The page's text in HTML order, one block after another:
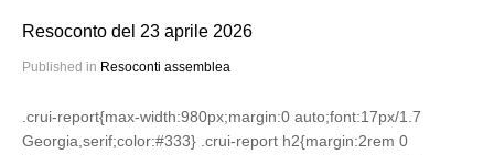
Resoconto del 23 aprile 2026
Published in Resoconti assemblea
.crui-report{max-width:980px;margin:0 auto;font:17px/1.7
Georgia,serif;color:#333} .crui-report h2{margin:2rem 0